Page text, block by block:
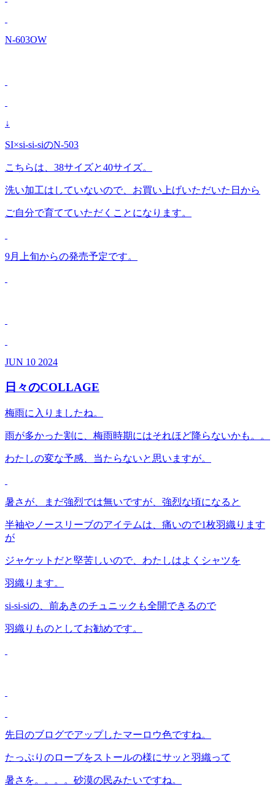
N-603OW
↓
SI×si-si-siのN-503
こちらは、38サイズと40サイズ。
洗い加工はしていないので、お買い上げいただいた日から
ご自分で育てていただくことになります。
9月上旬からの発売予定です。
JUN 10 2024
日々のCOLLAGE
梅雨に入りましたね。
雨が多かった割に、梅雨時期にはそれほど降らないかも。。
わたしの変な予感、当たらないと思いますが。
暑さが、まだ強烈では無いですが、強烈な頃になると
半袖やノースリーブのアイテムは、痛いので1枚羽織ります
が
ジャケットだと堅苦しいので、わたしはよくシャツを
羽織ります。
si-si-siの、前あきのチュニックも全開できるので
羽織りものとしてお勧めです。
先日のブログでアップしたマーロウ色ですね。
たっぷりのローブをストールの様にサッと羽織って
暑さを。。。。砂漠の民みたいですね。